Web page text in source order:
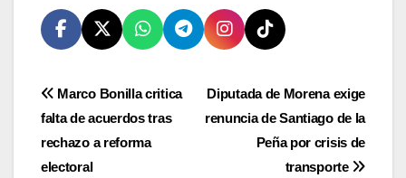
Navegación
de
Diputada de Morena exige
renuncia de Santiago de la
Peña por crisis de
transporte
Marco Bonilla critica
falta de acuerdos tras
rechazo a reforma
electoral